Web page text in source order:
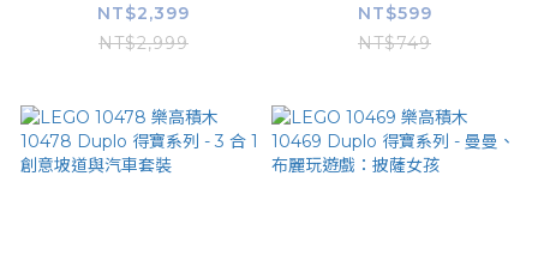
NT$2,399
NT$2,999
NT$599
NT$749